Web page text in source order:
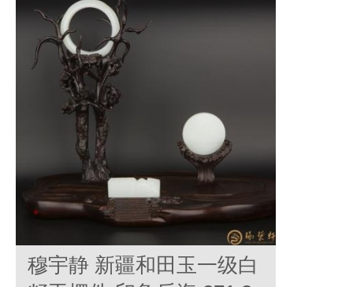
穆宇静 新疆和田玉一级白